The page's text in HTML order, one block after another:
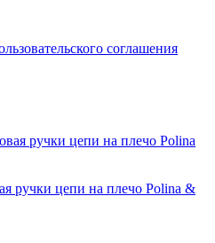
соглашения
ручки цепи на плечо Polina &